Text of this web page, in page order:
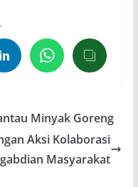
Minyak Goreng
Aksi Kolaborasi
Masyarakat